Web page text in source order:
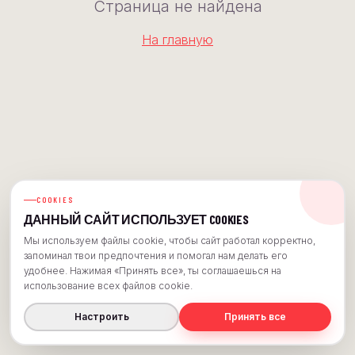
Страница не найдена
На главную
COOKIES
ДАННЫЙ САЙТ ИСПОЛЬЗУЕТ COOKIES
Мы используем файлы cookie, чтобы сайт работал корректно,
запоминал твои предпочтения и помогал нам делать его
удобнее. Нажимая «Принять все», ты соглашаешься на
использование всех файлов cookie.
Настроить Принять все